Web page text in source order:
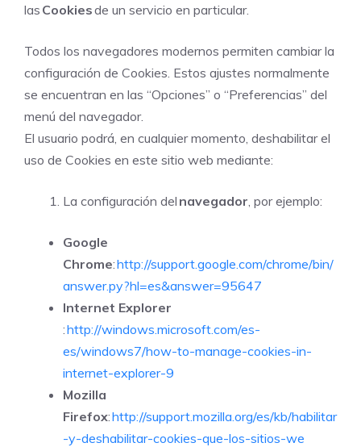
las Cookiesde un servicio en particular.
Todos los navegadores modernos permiten cambiar la
configuración de Cookies. Estos ajustes normalmente
se encuentran en las “Opciones” o “Preferencias” del
menú del navegador.
El usuario podrá, en cualquier momento, deshabilitar el
uso de Cookies en este sitio web mediante:
La configuración del navegador, por ejemplo:
Google
Chrome:http://support.google.com/chrome/bin/
answer.py?hl=es&answer=95647
Internet Explorer
:http://windows.microsoft.com/es-
es/windows7/how-to-manage-cookies-in-
internet-explorer-9
Mozilla
Firefox:http://support.mozilla.org/es/kb/habilitar
-y-deshabilitar-cookies-que-los-sitios-we